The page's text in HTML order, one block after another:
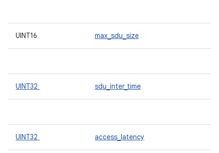
UINT16 max_sdu_size
UINT32 sdu_inter_time
UINT32 access_latency